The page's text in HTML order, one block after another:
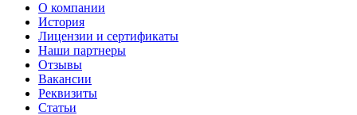
О компании
История
Лицензии и сертификаты
Наши партнеры
Отзывы
Вакансии
Реквизиты
Статьи